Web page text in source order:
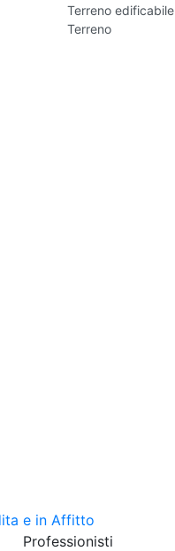
Terreno edificabile
Terreno
Professionisti